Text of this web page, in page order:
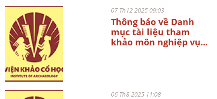
07 Th12 2025 09:03
Thông báo về Danh
mục tài liệu tham
khảo môn nghiệp vụ...
06 Th8 2025 11:08